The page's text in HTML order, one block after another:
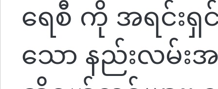
ရေစီ ကို အရင်းရှ
သော နည်းလမ်းအဖ